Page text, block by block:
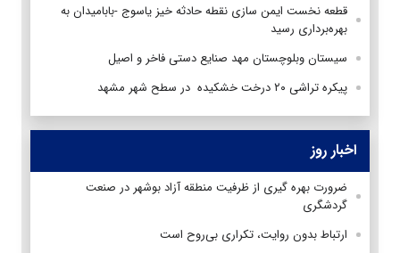
قطعه نخست ایمن‌ سازی نقطه حادثه خیز یاسوج -بابامیدان به
بهره‌برداری رسید
سیستان وبلوچستان مهد صنایع دستی فاخر و اصیل
پیکره تراشی ۲۰ درخت خشکیده در سطح شهر مشهد
اخبار روز
ضرورت بهره گیری از ظرفیت منطقه آزاد بوشهر در صنعت
گردشگری
ارتباط بدون روایت، تکراری بی‌روح است